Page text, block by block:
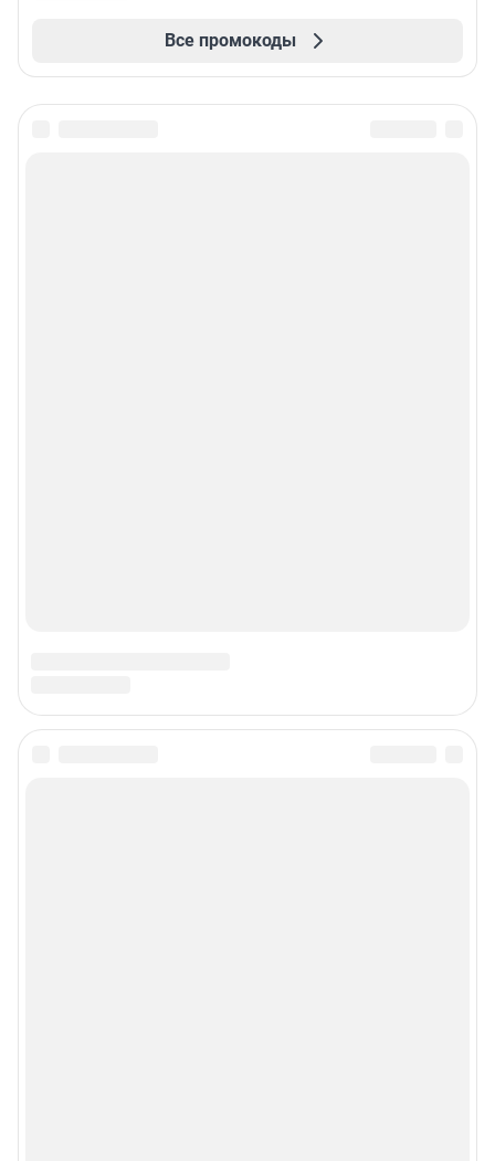
Все промокоды